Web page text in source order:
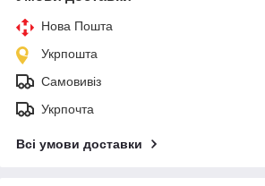
Нова Пошта
Укрпошта
Самовивіз
Укрпочта
Всі умови доставки